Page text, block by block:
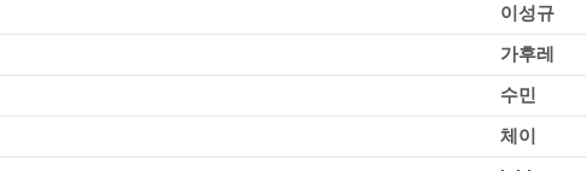
이성규
가후레
수민
체이